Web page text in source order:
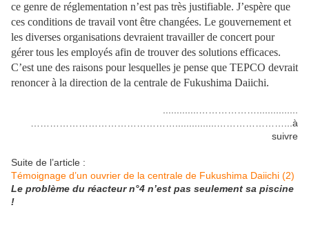
ce genre de réglementation n’est pas très justifiable. J’espère que
ces conditions de travail vont être changées. Le gouvernement et
les diverses organisations devraient travailler de concert pour
gérer tous les employés afin de trouver des solutions efficaces.
C’est une des raisons pour lesquelles je pense que TEPCO devrait
renoncer à la direction de la centrale de Fukushima Daiichi.
………………………………………...............…………………...à
suivre
Suite de l’article :
Témoignage d’un ouvrier de la centrale de Fukushima Daiichi (2)
Le problème du réacteur n°4 n’est pas seulement sa piscine
!